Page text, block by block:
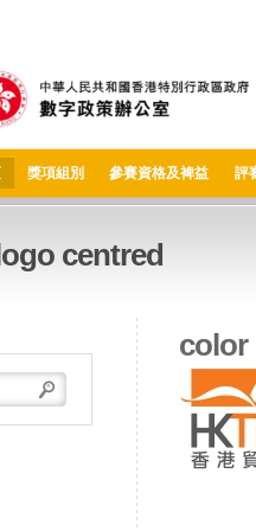
獎項組別 參賽資格及裨益 評
centred
color